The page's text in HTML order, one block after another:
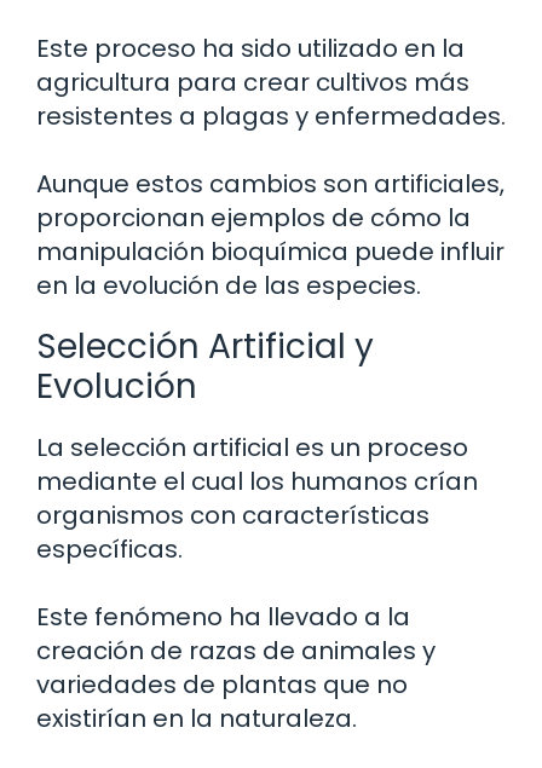
Este proceso ha sido utilizado en la
agricultura para crear cultivos más
resistentes a plagas y enfermedades.
Aunque estos cambios son artificiales,
proporcionan ejemplos de cómo la
manipulación bioquímica puede influir
en la evolución de las especies.
Selección Artificial y
Evolución
La selección artificial es un proceso
mediante el cual los humanos crían
organismos con características
específicas.
Este fenómeno ha llevado a la
creación de razas de animales y
variedades de plantas que no
existirían en la naturaleza.